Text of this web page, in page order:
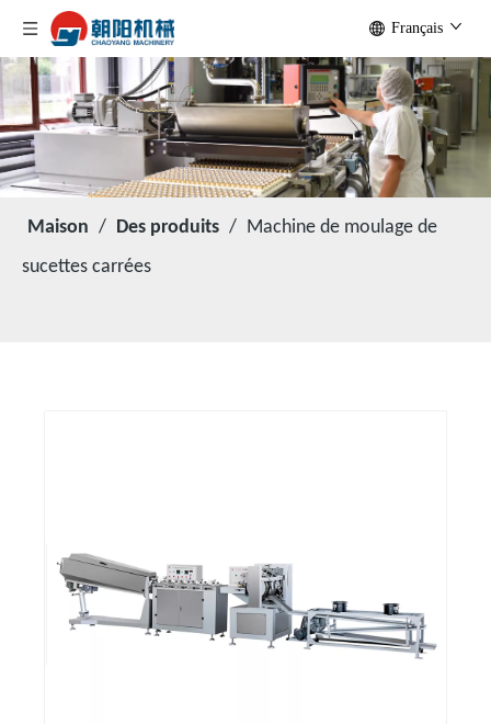
Français
Maison / Des produits / Machine de moulage de
sucettes carrées